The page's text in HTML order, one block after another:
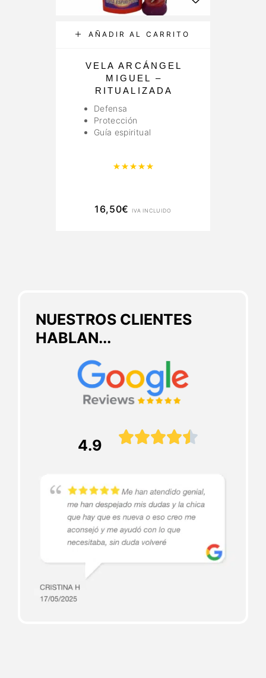
NUESTROS CLIENTES
HABLAN...
4.9 
AÑADIR AL CARRITO
VELA ARCÁNGEL
MIGUEL –
RITUALIZADA
Defensa
Protección
Guía espiritual
Valorado con
16,50€ IVA INCLUIDO